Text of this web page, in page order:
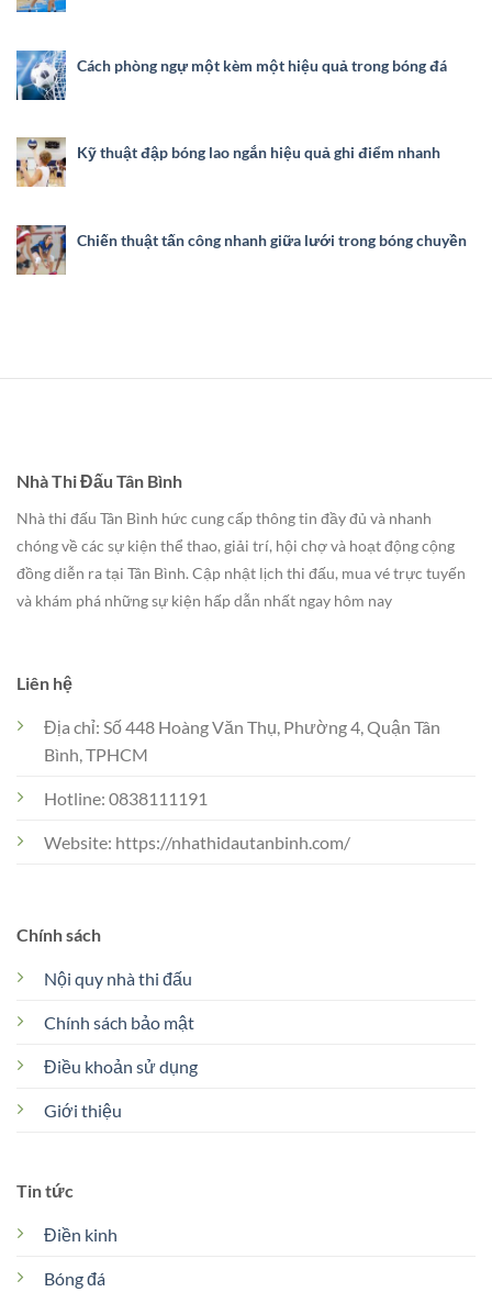
Cách phòng ngự một kèm một hiệu quả trong bóng đá
Kỹ thuật đập bóng lao ngắn hiệu quả ghi điểm nhanh
Chiến thuật tấn công nhanh giữa lưới trong bóng chuyền
Nhà Thi Đấu Tân Bình
Nhà thi đấu Tân Bình hức cung cấp thông tin đầy đủ và nhanh
chóng về các sự kiện thể thao, giải trí, hội chợ và hoạt động cộng
đồng diễn ra tại Tân Bình. Cập nhật lịch thi đấu, mua vé trực tuyến
và khám phá những sự kiện hấp dẫn nhất ngay hôm nay
Chính sách
Nội quy nhà thi đấu
Chính sách bảo mật
Điều khoản sử dụng
Giới thiệu
Tin tức
Điền kinh
Bóng đá
Liên hệ
Địa chỉ: Số 448 Hoàng Văn Thụ, Phường 4, Quận Tân
Bình, TPHCM
Hotline: 0838111191
Website: https://nhathidautanbinh.com/